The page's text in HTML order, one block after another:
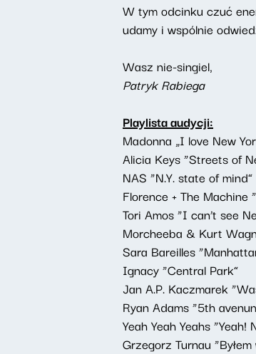
W tym odcinku czuć
udamy i wspólnie
Wasz nie-singiel,
Patryk Rabiega
Playlista audycji:
Madonna „I love New
Alicia Keys “Streets of
NAS “N.Y. state of mind”
Florence + The Machine
Tori Amos “I can’t see
Morcheeba & Kurt
Sara Bareilles
Ignacy “Central Park”
Jan A.P. Kaczmarek
Ryan Adams “5th
Yeah Yeah Yeahs “Yeah!
Grzegorz Turnau